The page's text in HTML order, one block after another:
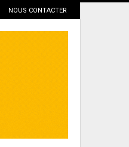
NOUS CONTACTER